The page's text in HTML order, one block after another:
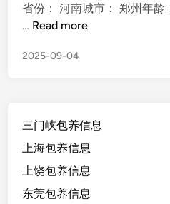
n
省份： 河南城市： 郑州年龄
… 河
郑
/
1
8
/
Read more
2025-09-04
三门峡包养信息
上海包养信息
上饶包养信息
东莞包养信息